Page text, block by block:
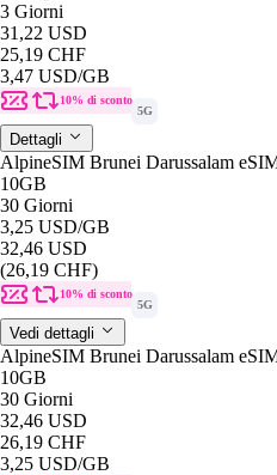
3 Giorni
31,22 USD
25,19 CHF
3,47 USD/GB
10% di sconto
5G
Dettagli
AlpineSIM Brunei Darussalam
10GB
30 Giorni
3,25 USD/GB
32,46 USD
(26,19 CHF)
10% di sconto
5G
Vedi dettagli
AlpineSIM Brunei Darussalam
10GB
30 Giorni
32,46 USD
26,19 CHF
3,25 USD/GB